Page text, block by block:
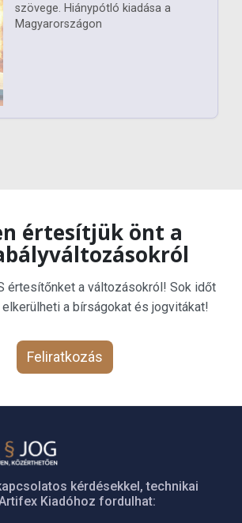
szövege. Hiánypótló kiadása a
Magyarországon
értesítjük önt a
értesítőnket a változásokról! Sok időt
a bírságokat és jogvitákat!
Feliratkozás
kérdésekkel, technikai
Kiadóhoz fordulhat: